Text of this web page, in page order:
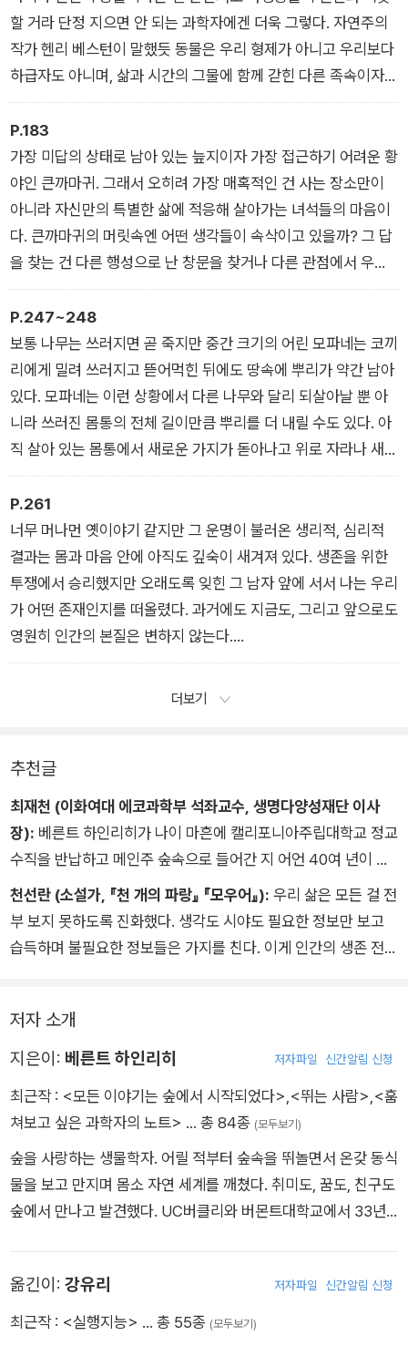
를 분석하고, 절벽 근처에 굴을 파고 들어가 새 둥지를 조사할 만
큼 남다른 애정과 열정이 가득한 하인리히는 오늘도 숲속에서 하
루를 시작한다. 생명의 경쟁과 질서, 진화와 연대에 관해 그가 오
랜 세월 기록해온 촘촘한 서사를 『모든 이야기는 숲에서 시작되
었다』에서 만나보자.
할 거라 단정 지으면 안 되는 과학자에겐 더욱 그렇다. 자연주의
작가 헨리 베스턴이 말했듯 동물은 우리 형제가 아니고 우리보다
하급자도 아니며, 삶과 시간의 그물에 함께 갇힌 다른 족속이자
지구의 찬란함과 고난을 함께하는 동료 수감자다.
<미지의 큰까마귀 탐구 생활> 중에서
P.183
가장 미답의 상태로 남아 있는 늪지이자 가장 접근하기 어려운 황
야인 큰까마귀. 그래서 오히려 가장 매혹적인 건 사는 장소만이
아니라 자신만의 특별한 삶에 적응해 살아가는 녀석들의 마음이
다. 큰까마귀의 머릿속엔 어떤 생각들이 속삭이고 있을까? 그 답
을 찾는 건 다른 행성으로 난 창문을 찾거나 다른 관점에서 우리
행성을 들여다보는 일과 비슷하다.
<미지의 큰까마귀 탐구 생활> 중에서
P.247~248
보통 나무는 쓰러지면 곧 죽지만 중간 크기의 어린 모파네는 코끼
리에게 밀려 쓰러지고 뜯어먹힌 뒤에도 땅속에 뿌리가 약간 남아
있다. 모파네는 이런 상황에서 다른 나무와 달리 되살아날 뿐 아
니라 쓰러진 몸통의 전체 길이만큼 뿌리를 더 내릴 수도 있다. 아
직 살아 있는 몸통에서 새로운 가지가 돋아나고 위로 자라나 새
몸통이 되며, 그렇게 한 그루의 나무에서 서너 그루의 나무가 탄
생한다.
<죽이고 살리는 코끼리와의 동거> 중에서
P.261
너무 머나먼 옛이야기 같지만 그 운명이 불러온 생리적, 심리적
결과는 몸과 마음 안에 아직도 깊숙이 새겨져 있다. 생존을 위한
투쟁에서 승리했지만 오래도록 잊힌 그 남자 앞에 서서 나는 우리
가 어떤 존재인지를 떠올렸다. 과거에도 지금도, 그리고 앞으로도
영원히 인간의 본질은 변하지 않는다.
<포식자의 달리기 본능> 중에서
더보기
추천글
최재천 (이화여대 에코과학부 석좌교수, 생명다양성재단 이사
장): 베른트 하인리히가 나이 마흔에 캘리포니아주립대학교 정교
수직을 반납하고 메인주 숲속으로 들어간 지 어언 40여 년이 흘
렀다. 그는 단연코 내가 이 세상에서 가장 부러워하는 사람이다.
이 책은 그가 평생 숲에서 만난 식물, 곤충, 새와 포유동물에 관한
관찰의 결정판이다. 하인리히는 헨리 데이비드 소로의 철학과
고의 자연 작가다. 나도 자연에 관한 책을 쓰는 사람이지만 죽기
천선란 (소설가, 『천 개의 파랑』 『모우어』): 우리 삶은 모든 걸 전
부 보지 못하도록 진화했다. 생각도 시야도 필요한 정보만 보고
습득하며 불필요한 정보들은 가지를 친다. 이게 인간의 생존 전략
이름을 아는 것, 한 나무의 변화를 목격하는 것, 저 새의 습관을
아는 것이다. 하지만 자세히 보는 방법을 알지 못하는 우리에겐
으로 우리는 지구의 생김새를 자세히 볼 수 있게 되는 것이다.
저자 소개
지은이: 베른트 하인리히 저자파일 신간알림 신청
최근작 : <모든 이야기는 숲에서 시작되었다> <뛰는 사람> <훔
쳐보고 싶은 과학자의 노트> … 총 84종 (모두보기)
숲을 사랑하는 생물학자. 어릴 적부터 숲속을 뛰놀면서 온갖 동식
물을 보고 만지며 몸소 자연 세계를 깨쳤다. 취미도, 꿈도, 친구도
숲에서 만나고 발견했다. UC버클리와 버몬트대학교에서 33년
톤 신기록을 세우기도 했다. 베른트 하인리히가 거둔 과학적 성취
는 모두 숲에서 시작되었다고 해도 과언이 아니다. 절벽 근처에
옮긴이: 강유리 저자파일 신간알림 신청
최근작 : <실행지능> … 총 55종 (모두보기)